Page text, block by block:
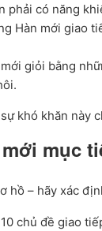
phải có năng
Hàn mới giao
giỏi bằng
khó khăn này
mục
hồ – hãy xác
chủ đề giao